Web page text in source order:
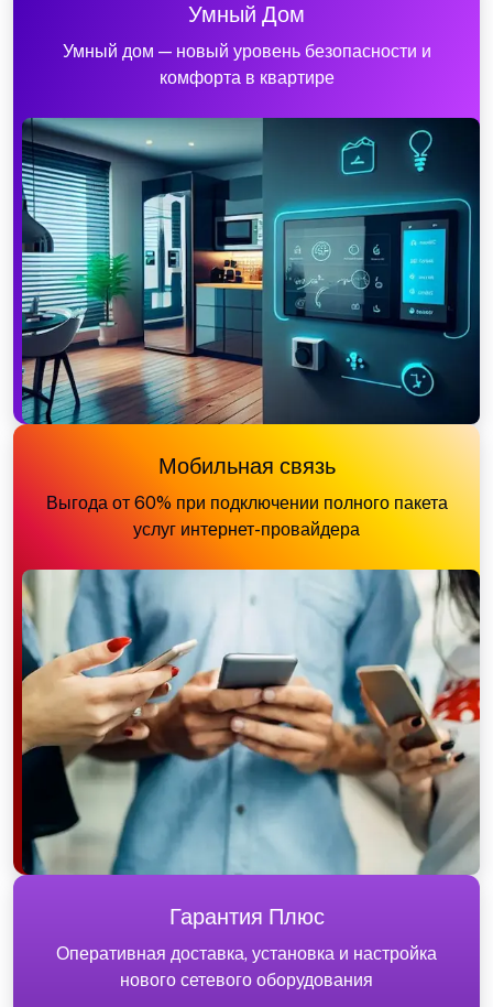
Умный Дом
Умный дом — новый уровень безопасности и
комфорта в квартире
Мобильная связь
Выгода от 60% при подключении полного пакета
услуг интернет-провайдера
Гарантия Плюс
Оперативная доставка, установка и настройка
нового сетевого оборудования